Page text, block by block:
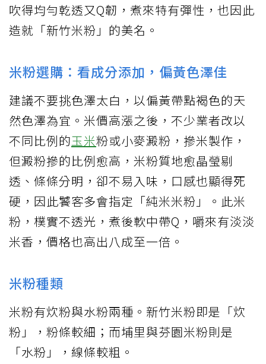
吹得均勻乾透又Q韌，煮來特有彈性，也因此
造就「新竹米粉」的美名。
米粉選購：看成分添加，偏黃色澤佳
建議不要挑色澤太白，以偏黃帶點褐色的天
然色澤為宜。米價高漲之後，不少業者改以
不同比例的玉米粉或小麥澱粉，摻米製作，
但澱粉摻的比例愈高，米粉質地愈晶瑩剔
透、條條分明，卻不易入味，口感也顯得死
硬，因此饕客多會指定「純米米粉」。此米
粉，樸實不透光，煮後軟中帶Q，嚼來有淡淡
米香，價格也高出八成至一倍。
米粉種類
米粉有炊粉與水粉兩種。新竹米粉即是「炊
粉」，粉條較細；而埔里與芬園米粉則是
「水粉」，線條較粗。